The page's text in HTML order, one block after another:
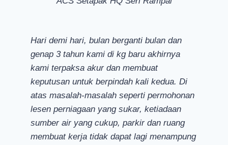
Hari demi hari, bulan berganti bulan dan
genap 3 tahun kami di kg baru akhirnya
kami terpaksa akur dan membuat
keputusan untuk berpindah kali kedua. Di
atas masalah-masalah seperti permohonan
lesen perniagaan yang sukar, ketiadaan
sumber air yang cukup, parkir dan ruang
membuat kerja tidak dapat lagi menampung